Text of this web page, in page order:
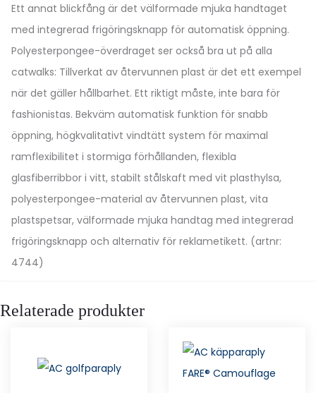
Ett annat blickfång är det välformade mjuka handtaget
med integrerad frigöringsknapp för automatisk öppning.
Polyesterpongee-överdraget ser också bra ut på alla
catwalks: Tillverkat av återvunnen plast är det ett exempel
när det gäller hållbarhet. Ett riktigt måste, inte bara för
fashionistas. Bekväm automatisk funktion för snabb
öppning, högkvalitativt vindtätt system för maximal
ramflexibilitet i stormiga förhållanden, flexibla
glasfiberribbor i vitt, stabilt stålskaft med vit plasthylsa,
polyesterpongee-material av återvunnen plast, vita
plastspetsar, välformade mjuka handtag med integrerad
frigöringsknapp och alternativ för reklametikett. (artnr:
4744)
Relaterade produkter